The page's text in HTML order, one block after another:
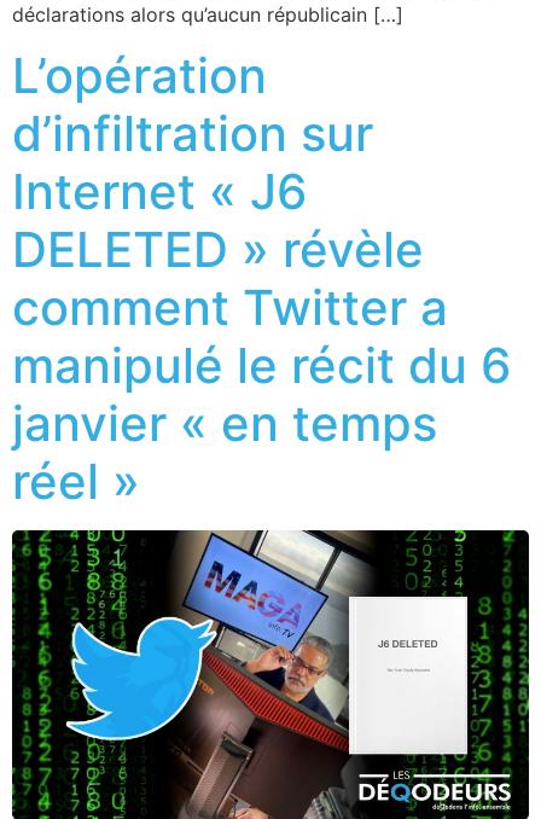
déclarations alors qu’aucun républicain […]
L’opération
d’infiltration sur
Internet « J6
DELETED » révèle
comment Twitter a
manipulé le récit du 6
janvier « en temps
réel »